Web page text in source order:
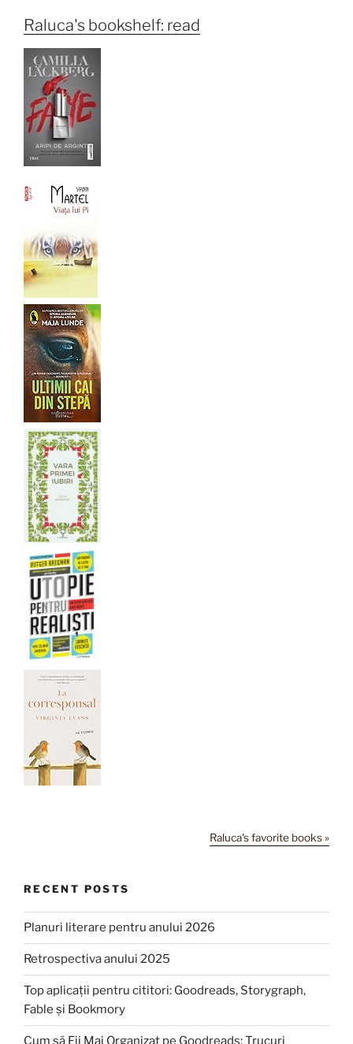
Raluca's bookshelf: read
Raluca's favorite books »
RECENT POSTS
Planuri literare pentru anului 2026
Retrospectiva anului 2025
Top aplicații pentru cititori: Goodreads, Storygraph,
Fable și Bookmory
Cum să Fii Mai Organizat pe Goodreads: Trucuri